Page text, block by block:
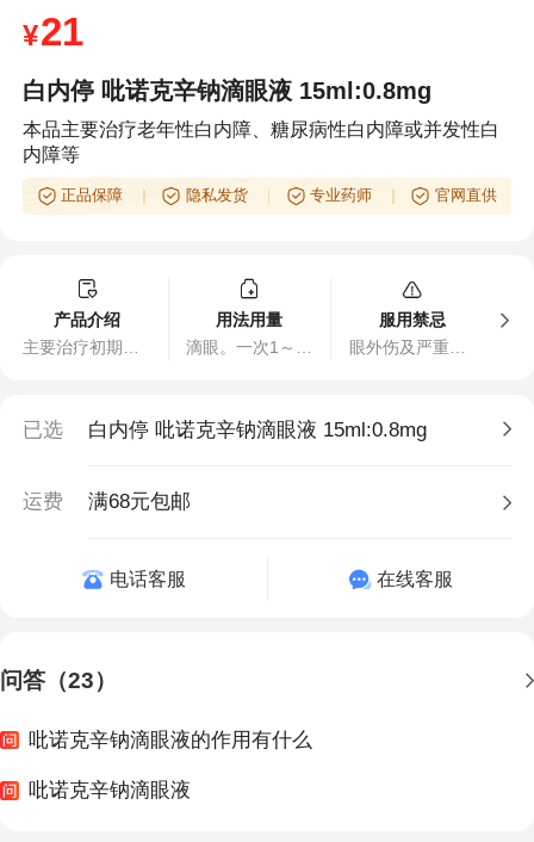
¥21
白内停 吡诺克辛钠滴眼液 15ml:0.8mg
本品主要治疗老年性白内障、糖尿病性白内障或并发性白
内障等
正品保障 隐私发货 专业药师 官网直供
产品介绍
用法用量
服用禁忌
眼外伤及严重感染时，暂不使用，或遵医嘱。
已选 白内停 吡诺克辛钠滴眼液 15ml:0.8mg
运费 满68元包邮
电话客服 在线客服
问答（23）
吡诺克辛钠滴眼液的作用有什么
吡诺克辛钠滴眼液